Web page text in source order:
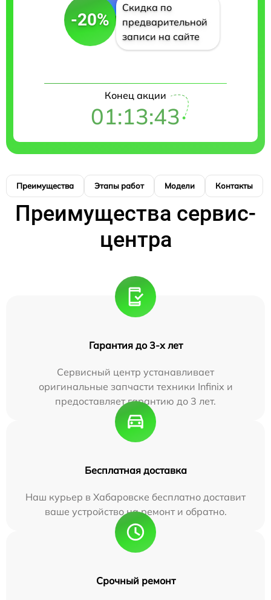
-20%
Скидка по
предварительной
записи на сайте
Конец акции
01:13:41
Преимущества Этапы работ Модели Контакты
Преимущества сервис-
центра
Гарантия до 3-х лет
Сервисный центр устанавливает
оригинальные запчасти техники Infinix и
предоставляет гарантию до 3 лет.
Бесплатная доставка
Наш курьер в Хабаровске бесплатно доставит
ваше устройство на ремонт и обратно.
Срочный ремонт